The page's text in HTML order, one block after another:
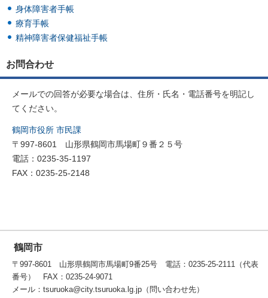
身体障害者手帳
療育手帳
精神障害者保健福祉手帳
お問合わせ
メールでの回答が必要な場合は、住所・氏名・電話番号を明記し
てください。
鶴岡市役所 市民課
〒997-8601 山形県鶴岡市馬場町９番２５号
電話：0235-35-1197
FAX：0235-25-2148
鶴岡市
〒997-8601 山形県鶴岡市馬場町9番25号 電話：0235-25-2111（代表
番号） FAX：0235-24-9071
メール：tsuruoka@city.tsuruoka.lg.jp（問い合わせ先）